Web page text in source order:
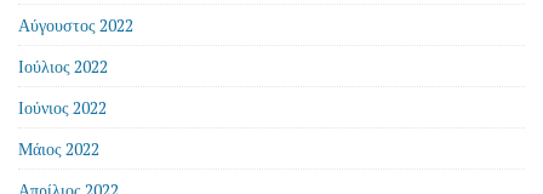
Αύγουστος 2022
Ιούλιος 2022
Ιούνιος 2022
Μάιος 2022